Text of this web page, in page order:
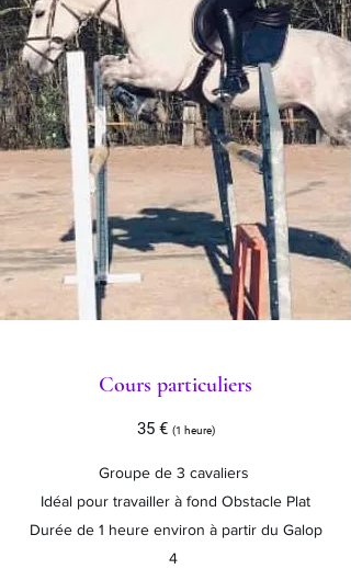
Cours particuliers
35 € (1 heure)
Groupe de 3 cavaliers
Idéal pour travailler à fond Obstacle Plat
Durée de 1 heure environ à partir du Galop
4